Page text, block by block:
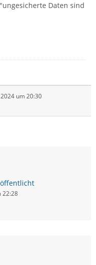
Daten sind
um 20:30
22:28